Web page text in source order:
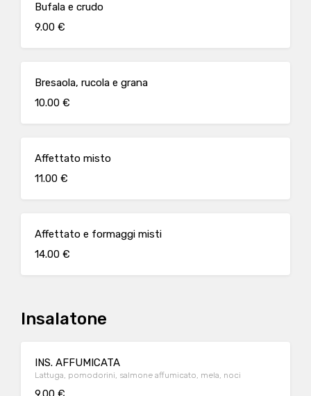
Bufala e crudo
9.00 €
Bresaola, rucola e grana
10.00 €
Affettato misto
11.00 €
Affettato e formaggi misti
14.00 €
Insalatone
INS. AFFUMICATA
Lattuga, pomodorini, salmone affumicato, mela, noci